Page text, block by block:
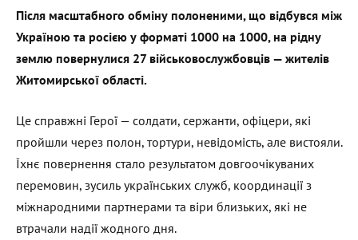
Після масштабного обміну полоненими, що відбувся між
Україною та росією у форматі 1000 на 1000, на рідну
землю повернулися 27 військовослужбовців — жителів
Житомирської області.
Це справжні Герої — солдати, сержанти, офіцери, які
пройшли через полон, тортури, невідомість, але вистояли.
Їхнє повернення стало результатом довгоочікуваних
перемовин, зусиль українських служб, координації з
міжнародними партнерами та віри близьких, які не
втрачали надії жодного дня.